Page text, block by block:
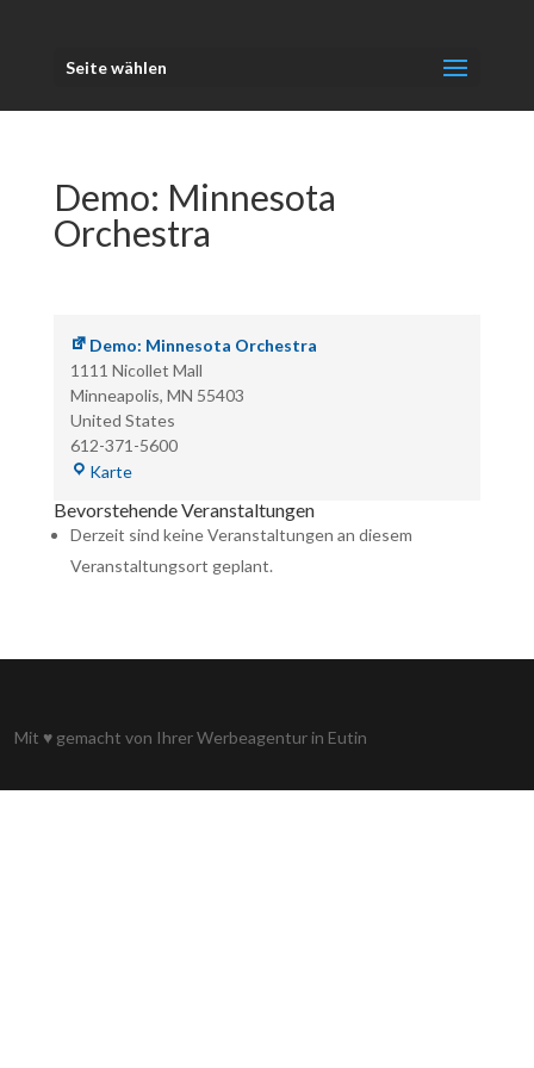
Seite wählen
Demo: Minnesota
Orchestra
Demo: Minnesota Orchestra
1111 Nicollet Mall
Minneapolis, MN 55403
United States
612-371-5600
KarteDemo:
Orchestra
Bevorstehende Veranstaltungen
Derzeit sind keine Veranstaltungen an diesem
Veranstaltungsort geplant.
Mit ♥ gemacht von IhrerWerbeagentur in Eutin